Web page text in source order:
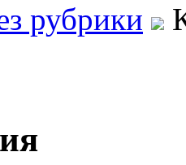
рубрики